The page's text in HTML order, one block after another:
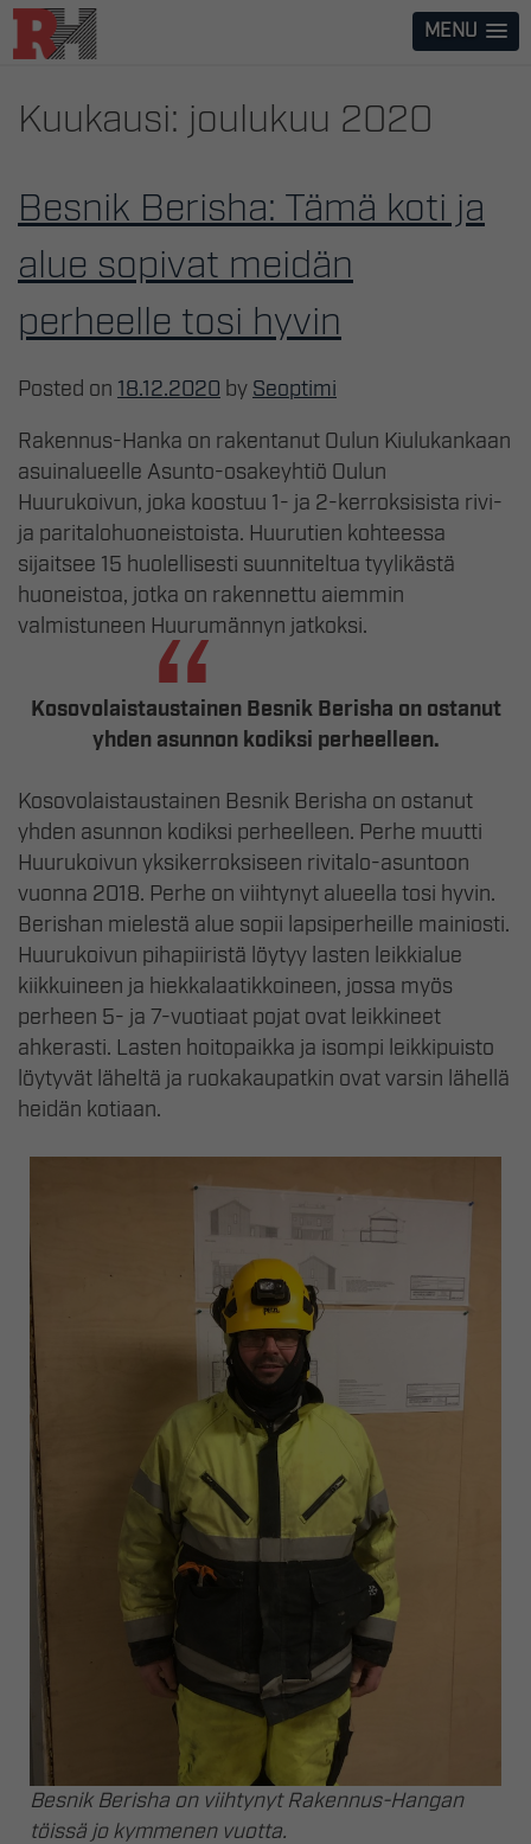
MENU
Skip
Kuukausi: joulukuu 2020
Besnik Berisha: Tämä koti ja
alue sopivat meidän
perheelle tosi hyvin
Posted on 18.12.2020 by Seoptimi
Rakennus-Hanka on rakentanut Oulun Kiulukankaan
asuinalueelle Asunto-osakeyhtiö Oulun
Huurukoivun, joka koostuu 1- ja 2-kerroksisista rivi-
ja paritalohuoneistoista. Huurutien kohteessa
sijaitsee 15 huolellisesti suunniteltua tyylikästä
huoneistoa, jotka on rakennettu aiemmin
valmistuneen Huurumännyn jatkoksi.
Kosovolaistaustainen Besnik Berisha on ostanut
yhden asunnon kodiksi perheelleen.
Kosovolaistaustainen Besnik Berisha on ostanut
yhden asunnon kodiksi perheelleen. Perhe muutti
Huurukoivun yksikerroksiseen rivitalo-asuntoon
vuonna 2018. Perhe on viihtynyt alueella tosi hyvin.
Berishan mielestä alue sopii lapsiperheille mainiosti.
Huurukoivun pihapiiristä löytyy lasten leikkialue
kiikkuineen ja hiekkalaatikkoineen, jossa myös
perheen 5- ja 7-vuotiaat pojat ovat leikkineet
ahkerasti. Lasten hoitopaikka ja isompi leikkipuisto
löytyvät läheltä ja ruokakaupatkin ovat varsin lähellä
heidän kotiaan.
Besnik Berisha on viihtynyt Rakennus-Hangan
töissä jo kymmenen vuotta.